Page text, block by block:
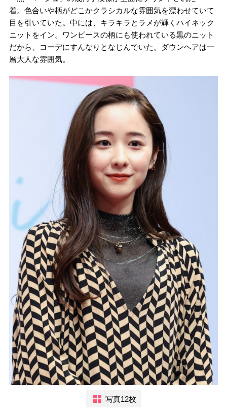
着。色合いや柄がどこかクラシカルな雰囲気を漂わせていて
目を引いていた。中には、キラキラとラメが輝くハイネック
ニットをイン。ワンピースの柄にも使われている黒のニット
だから、コーデにすんなりとなじんでいた。ダウンヘアは一
層大人な雰囲気。
写真12枚